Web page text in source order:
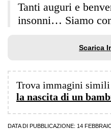
Tanti auguri e
insonni… Siamo
Scarica
Trova immagini
la nascita di un
DATA DI PUBBLICAZIONE: 14